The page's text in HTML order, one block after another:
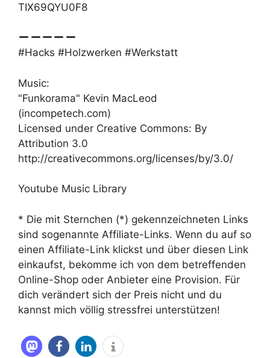
TIX69QYU0F8
#Hacks #Holzwerken #Werkstatt
Music:
"Funkorama" Kevin MacLeod
(incompetech.com)
Licensed under Creative Commons: By
Attribution 3.0
http://creativecommons.org/licenses/by/3.0/
Youtube Music Library
* Die mit Sternchen (*) gekennzeichneten Links
sind sogenannte Affiliate-Links. Wenn du auf so
einen Affiliate-Link klickst und über diesen Link
einkaufst, bekomme ich von dem betreffenden
Online-Shop oder Anbieter eine Provision. Für
dich verändert sich der Preis nicht und du
kannst mich völlig stressfrei unterstützen!